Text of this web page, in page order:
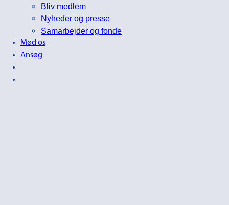
Bliv medlem
Nyheder og presse
Samarbejder og fonde
Mød os
Ansøg